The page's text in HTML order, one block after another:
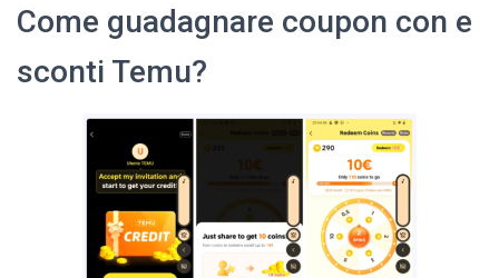
Come guadagnare coupon con e
sconti Temu?